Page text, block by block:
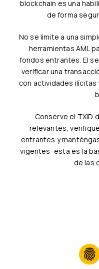
blockchain es una
de forma
No se limite a una simple verificación de estado: utilice
herramientas AML
fondos entrantes. El
verificar una
con actividades
Conserve el TXID de todas las transferencias
relevantes,
entrantes y
vigentes: esta es la
de las